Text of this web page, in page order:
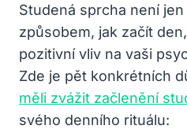
Studená sprcha není
způsobem, jak začít
pozitivní vliv na vaši
Zde je pět konkrétních
měli zvážit začlenění
svého denního rituálu: